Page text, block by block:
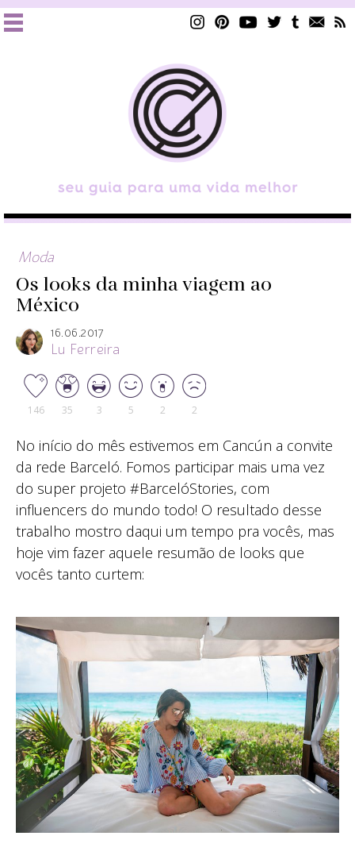
Moda
Os looks da minha viagem ao
México
16.06.2017
Lu Ferreira
146 35 3 5 2 2
No início do mês estivemos em Cancún a convite
da rede Barceló. Fomos participar mais uma vez
do super projeto #BarcelóStories, com
influencers do mundo todo! O resultado desse
trabalho mostro daqui um tempo pra vocês, mas
hoje vim fazer aquele resumão de looks que
vocês tanto curtem: